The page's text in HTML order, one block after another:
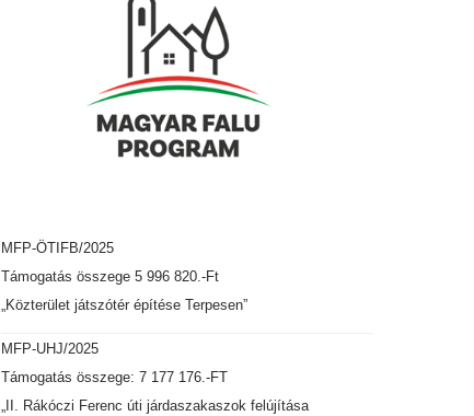
MFP-ÖTIFB/2025
Támogatás összege 5 996 820.-Ft
„Közterület játszótér építése Terpesen”
MFP-UHJ/2025
Támogatás összege: 7 177 176.-FT
„II. Rákóczi Ferenc úti járdaszakaszok felújítása